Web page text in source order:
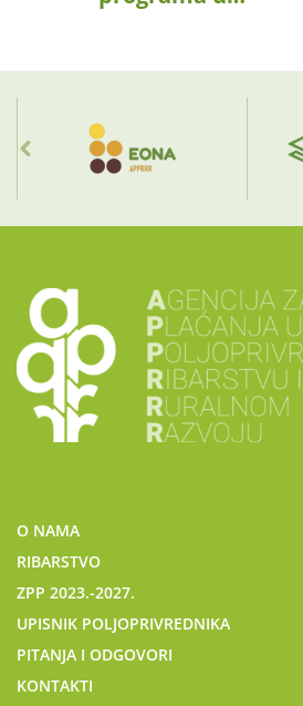
O NAMA
RIBARSTVO
ZPP 2023.-2027.
UPISNIK POLJOPRIVREDNIKA
PITANJA I ODGOVORI
KONTAKTI